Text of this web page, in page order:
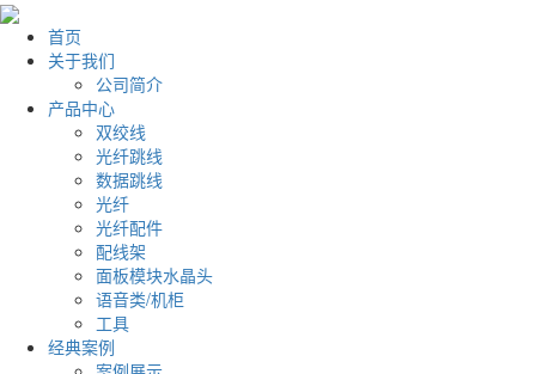
首页
关于我们
公司简介
产品中心
双绞线
光纤跳线
数据跳线
光纤
光纤配件
配线架
面板模块水晶头
语音类/机柜
工具
经典案例